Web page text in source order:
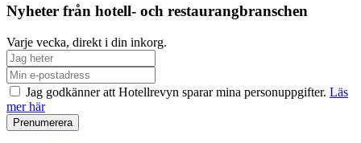
Nyheter från hotell- och restaurangbranschen
Varje vecka, direkt i din inkorg.
Jag godkänner att Hotellrevyn sparar mina personuppgifter. Läs
mer här